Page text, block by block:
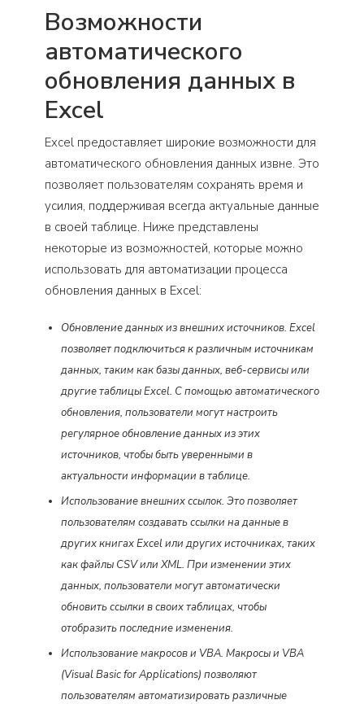
Возможности
автоматического
обновления данных в
Excel
Excel предоставляет широкие возможности для
автоматического обновления данных извне. Это
позволяет пользователям сохранять время и
усилия, поддерживая всегда актуальные данные
в своей таблице. Ниже представлены
некоторые из возможностей, которые можно
использовать для автоматизации процесса
обновления данных в Excel:
Обновление данных из внешних источников. Excel
позволяет подключиться к различным источникам
данных, таким как базы данных, веб-сервисы или
другие таблицы Excel. С помощью автоматического
обновления, пользователи могут настроить
регулярное обновление данных из этих
источников, чтобы быть уверенными в
актуальности информации в таблице.
Использование внешних ссылок. Это позволяет
пользователям создавать ссылки на данные в
других книгах Excel или других источниках, таких
как файлы CSV или XML. При изменении этих
данных, пользователи могут автоматически
обновить ссылки в своих таблицах, чтобы
отобразить последние изменения.
Использование макросов и VBA. Макросы и VBA
(Visual Basic for Applications) позволяют
пользователям автоматизировать различные